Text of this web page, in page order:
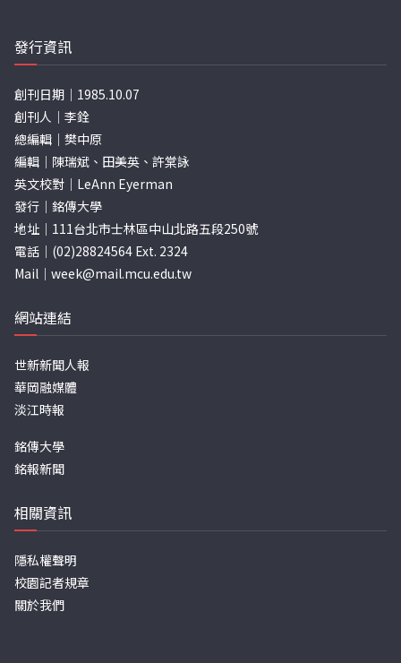
發行資訊
創刊日期｜1985.10.07
創刊人｜李銓
總編輯｜樊中原
編輯｜陳瑞斌、田美英、許棠詠
英文校對｜LeAnn Eyerman
發行｜銘傳大學
地址｜111台北市士林區中山北路五段250號
電話｜(02)28824564 Ext. 2324
Mail｜ week@mail.mcu.edu.tw
網站連結
世新新聞人報
華岡融媒體
淡江時報
銘傳大學
銘報新聞
相關資訊
隱私權聲明
校園記者規章
關於我們